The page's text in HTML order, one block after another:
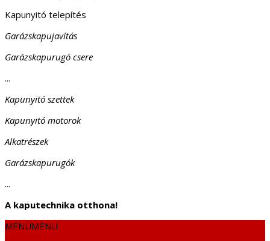
Kapunyitó telepítés
Garázskapujavítás
Garázskapurugó csere
...
Kapunyitó szettek
Kapunyitó motorok
Alkatrészek
Garázskapurugók
...
A kaputechnika otthona!
MENÜMENÜ